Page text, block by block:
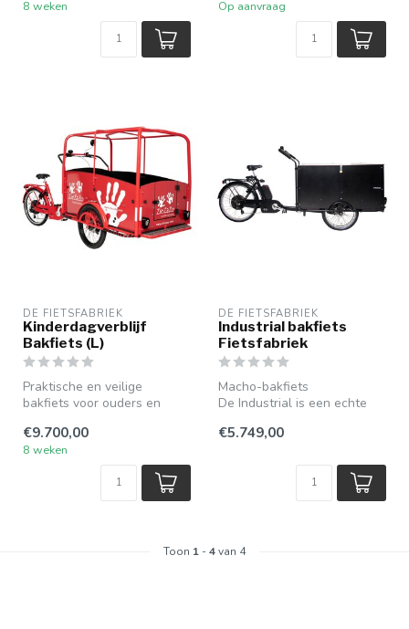
8 weken Op aanvraag
DE FIETSFABRIEK
Kinderdagverblijf
Bakfiets (L)
Praktische en veilige
bakfiets voor ouders en
kinderen ...
€9.700,00
8 weken
DE FIETSFABRIEK
Industrial bakfiets
Fietsfabriek
Macho-bakfiets
De Industrial is een echte
bekend om zijn...
€5.749,00
Toon 1 -4van 4